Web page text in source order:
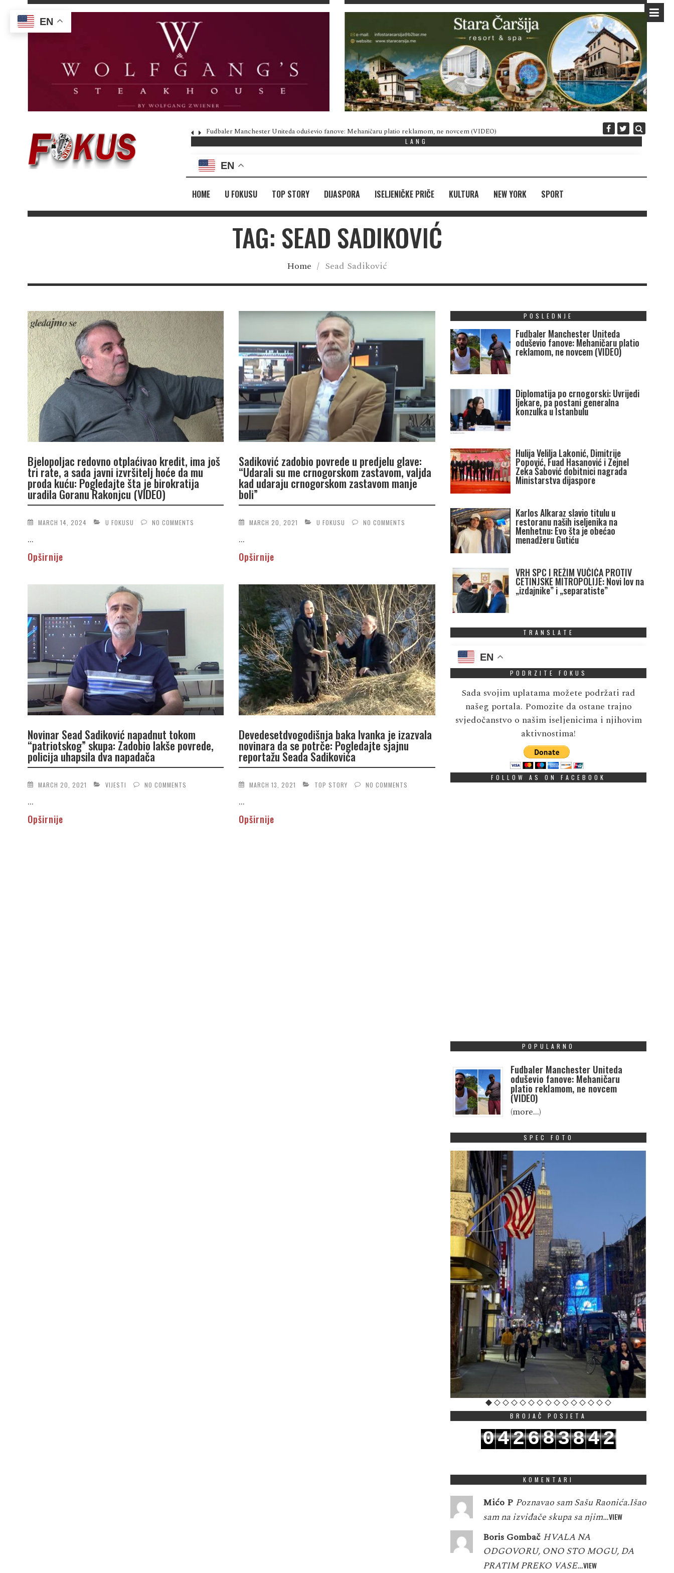
Fudbaler Manchester Uniteda oduševio fanove: Mehaničaru platio reklamom, ne novcem (VIDEO) Diplomatija po
LANG
EN
HOME U FOKUSU TOP STORY DIJASPORA ISELJENIČKE PRIČE KULTURA NEW YORK SPORT
TAG: SEAD SADIKOVIĆ
Home / Sead Sadiković
Bjelopoljac redovno otplaćivao kredit, ima još
tri rate, a sada javni izvršitelj hoće da mu
proda kuću: Pogledajte šta je birokratija
uradila Goranu Rakonjcu (VIDEO)
MARCH 14, 2024 U FOKUSU NO COMMENTS
...
Opširnije
Sadiković zadobio povrede u predjelu glave:
“Udarali su me crnogorskom zastavom, valjda
kad udaraju crnogorskom zastavom manje
boli”
MARCH 20, 2021 U FOKUSU NO COMMENTS
...
Opširnije
Novinar Sead Sadiković napadnut tokom
“patriotskog” skupa: Zadobio lakše povrede,
policija uhapsila dva napadača
MARCH 20, 2021 VIJESTI NO COMMENTS
...
Opširnije
Devedesetdvogodišnja baka Ivanka je izazvala
novinara da se potrče: Pogledajte sjajnu
reportažu Seada Sadikovića
MARCH 13, 2021 TOP STORY NO COMMENTS
...
Opširnije
POSLEDNJE
Fudbaler Manchester Uniteda
oduševio fanove: Mehaničaru platio
reklamom, ne novcem (VIDEO)
Diplomatija po crnogorski: Uvrijedi
ljekare, pa postani generalna
konzulka u Istanbulu
Hulija Velilja Lakonić, Dimitrije
Popović, Fuad Hasanović i Zejnel
Zeka Šabović dobitnici nagrada
Ministarstva dijaspore
Karlos Alkaraz slavio titulu u
restoranu naših iseljenika na
Menhetnu: Evo šta je obećao
menadžeru Gutiću
VRH SPC I REŽIM VUČIĆA PROTIV
CETINJSKE MITROPOLIJE: Novi lov na
„izdajnike” i „separatiste”
TRANSLATE
EN
PODRZITE FOKUS
Sada svojim uplatama možete podržati rad
našeg portala. Pomozite da ostane trajno
svjedočanstvo o našim iseljenicima i njihovim
aktivnostima!
FOLLOW AS ON FACEBOOK
POPULARNO
Fudbaler Manchester Uniteda
oduševio fanove: Mehaničaru
platio reklamom, ne novcem
(VIDEO)
(more…)
SPEC FOTO
BROJAČ POSJETA
042683842
KOMENTARI
Mićo P Poznavao sam Sašu Raonića.Išao
sam na izviđače skupa sa njim…VIEW
Boris Gombač HVALA NA
ODGOVORU, ONO STO MOGU, DA
PRATIM PREKO VASE…VIEW
EN